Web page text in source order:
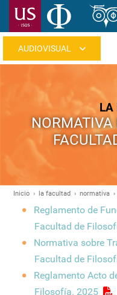
Pasar
principal
LA
NORMATIVA
Ruta
navegación
Inicio la facultad normativa
Reglamento de
Facultad de
Normativa sobre
Facultad de
Reglamento Acto
Filosofía. 2025